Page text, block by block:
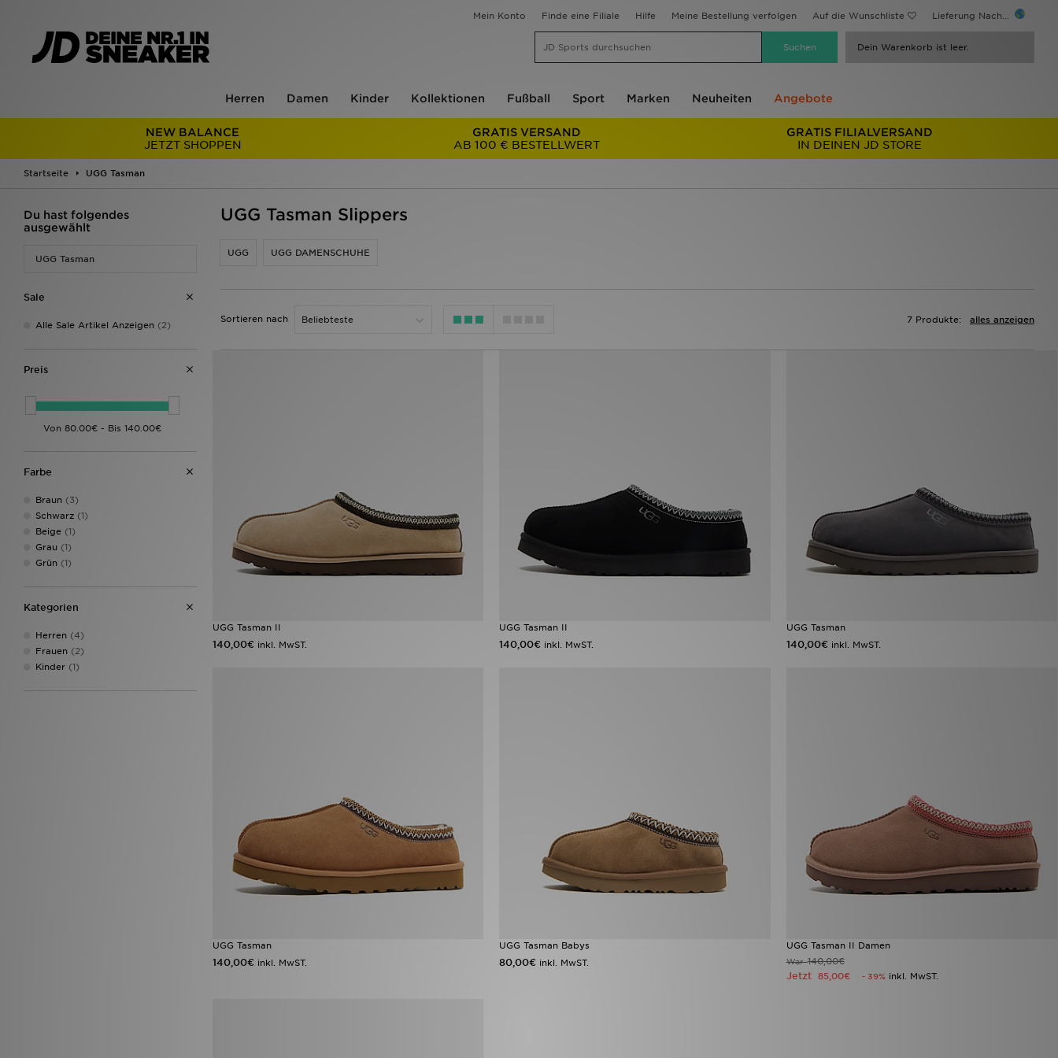
Mein Konto Finde eine Filiale Hilfe Meine Bestellung verfolgen Auf die Wunschliste Lieferung Nach...
Dein Warenkorb ist leer.
Herren Damen Kinder Kollektionen Fußball Sport Marken Neuheiten Angebote
NEW BALANCE
JETZT SHOPPEN
GRATIS VERSAND
AB 100 € BESTELLWERT
GRATIS FILIALVERSAND
IN DEINEN JD STORE
Startseite UGG Tasman
Du hast folgendes
ausgewählt
UGG Tasman
Sale
Alle Sale Artikel Anzeigen (2)
Preis
Farbe
Braun (3)
Schwarz (1)
Beige (1)
Grau (1)
Grün (1)
Kategorien
Herren (4)
Frauen (2)
Kinder (1)
UGG Tasman Slippers
UGG UGG DAMENSCHUHE
Sortieren nach alles anzeigen
7 Produkte:
UGG Tasman II
140,00€ inkl. MwST.
UGG Tasman II
140,00€ inkl. MwST.
UGG Tasman
140,00€ inkl. MwST.
UGG Tasman
140,00€ inkl. MwST.
UGG Tasman Babys
80,00€ inkl. MwST.
UGG Tasman II Damen
War140,00€
Jetzt 85,00€ - 39% inkl. MwST.